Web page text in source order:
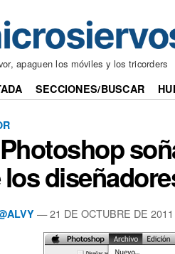
apaguen los móviles y los tricorders
SECCIONES/BUSCAR
los
— 21 DE OCTUBRE DE 2011